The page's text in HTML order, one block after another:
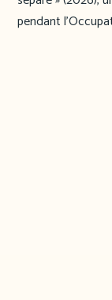
pendant